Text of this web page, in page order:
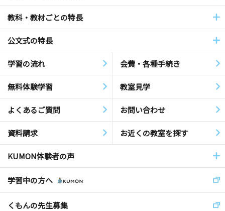
教科・教材ごとの特長
公文式の特長
学習の流れ 会費・各種手続き
無料体験学習 教室見学
よくあるご質問 お問い合わせ
資料請求 お近くの教室を探す
KUMON体験者の声
学習中の方へ
くもんの先生募集